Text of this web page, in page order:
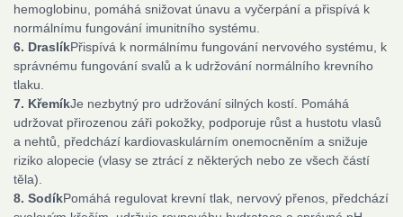
hemoglobinu, pomáhá snižovat únavu a vyčerpání a přispívá k
normálnímu fungování imunitního systému.
6. DraslíkPřispívá k normálnímu fungování nervového systému, k
správnému fungování svalů a k udržování normálního krevního
tlaku.
7. KřemíkJe nezbytný pro udržování silných kostí. Pomáhá
udržovat přirozenou záři pokožky, podporuje růst a hustotu vlasů
a nehtů, předchází kardiovaskulárním onemocněním a snižuje
riziko alopecie (vlasy se ztrácí z některých nebo ze všech částí
těla).
8. SodíkPomáhá regulovat krevní tlak, nervový přenos, předchází